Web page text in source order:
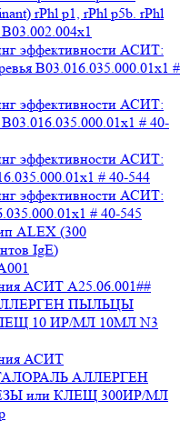
rPhl p1, rPhl p5b. rPhl
эффективности АСИТ:
B03.016.035.000.01x1 #
эффективности АСИТ:
# 40-
эффективности АСИТ:
# 40-544
эффективности АСИТ:
# 40-545
ALEX (300
IgE)
АСИТ А25.06.001##
ПЫЛЬЦЫ
10 ИР/МЛ 10МЛ N3
АСИТ
АЛЛЕРГЕН
или КЛЕЩ 300ИР/МЛ